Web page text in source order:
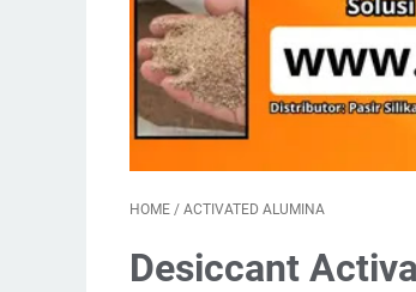
HOME / ACTIVATED ALUMINA
Desiccant